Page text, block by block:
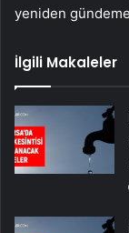
yeniden
İlgili Makaleler